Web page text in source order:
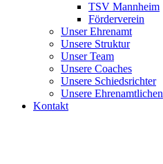
TSV Mannheim
Förderverein
Unser Ehrenamt
Unsere Struktur
Unser Team
Unsere Coaches
Unsere Schiedsrichter
Unsere Ehrenamtlichen
Kontakt